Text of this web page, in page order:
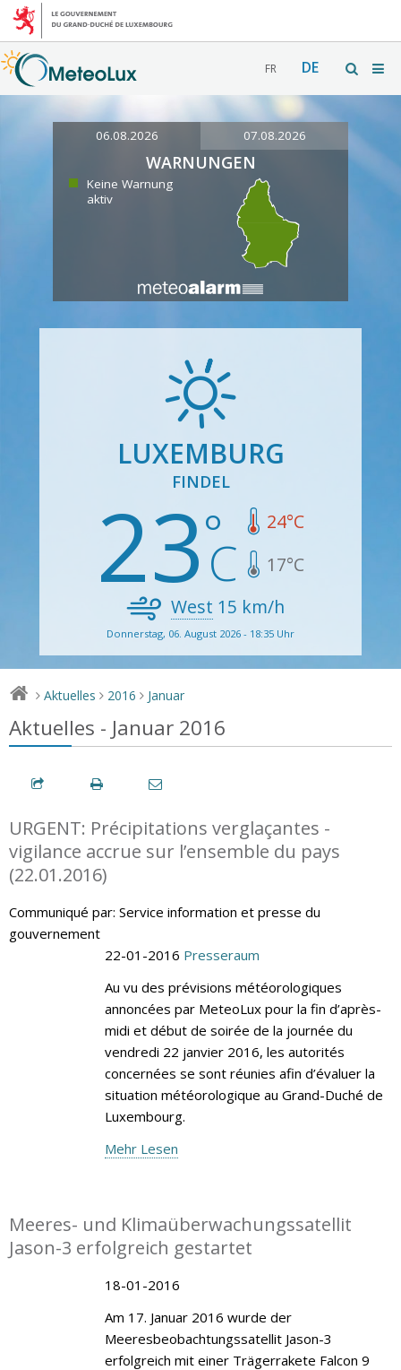
FR DE
06.08.2026 07.08.2026
WARNUNGEN
Keine Warnung
aktiv
LUXEMBURG
FINDEL
23 24°C
17°C
West 15 km/h
Donnerstag, 06. August 2026 - 18:35 Uhr
> Aktuelles > 2016 > Januar
Aktuelles - Januar 2016
URGENT: Précipitations verglaçantes -
vigilance accrue sur l’ensemble du pays
(22.01.2016)
Communiqué par: Service information et presse du
gouvernement
22-01-2016 Presseraum
Au vu des prévisions météorologiques
annoncées par MeteoLux pour la fin d’après-
midi et début de soirée de la journée du
vendredi 22 janvier 2016, les autorités
concernées se sont réunies afin d’évaluer la
situation météorologique au Grand-Duché de
Luxembourg.
Mehr Lesen
Meeres- und Klimaüberwachungssatellit
Jason-3 erfolgreich gestartet
18-01-2016
Am 17. Januar 2016 wurde der
Meeresbeobachtungssatellit Jason-3
erfolgreich mit einer Trägerrakete Falcon 9